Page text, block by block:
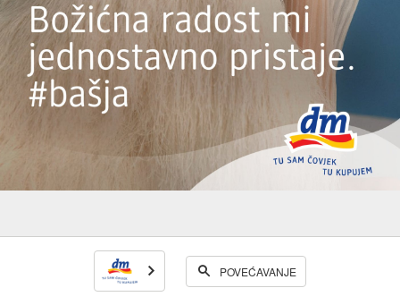
POVEĆAVANJE